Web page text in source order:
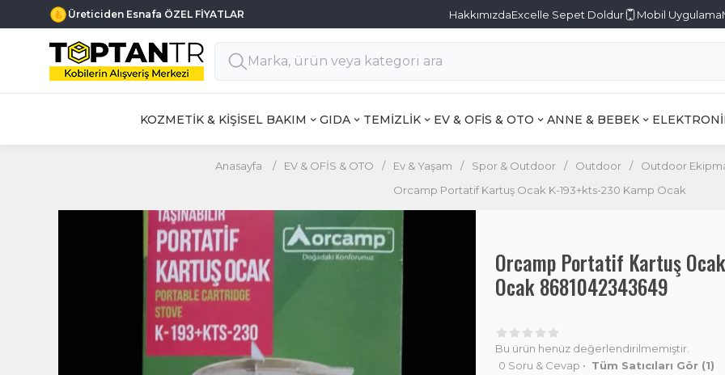
Üreticiden Esnafa ÖZEL FİYATLAR HakkımızdaExcelle Sepet Doldur Mobil Uygulama
KOZMETİK & KİŞİSEL BAKIM GIDA TEMİZLİK EV & OFİS & OTO ANNE & BEBEK
Anasayfa / EV & OFİS & OTO / Ev & Yaşam / Spor & Outdoor / Outdoor /
Outdoor
Orcamp Portatif Kartuş Ocak K-193+kts-230 Kamp Ocak
Orcamp Portatif Kartuş
Ocak 8681042343649
Bu ürün henüz değerlendirilmemiştir.
0 Soru & Cevap • Tüm Satıcıları Gör (1)